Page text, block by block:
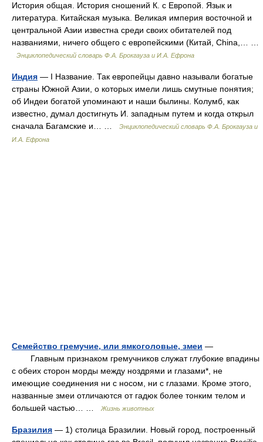
История общая. История сношений К. с Европой. Язык и
литература. Китайская музыка. Великая империя восточной и
центральной Азии известна среди своих обитателей под
названиями, ничего общего с европейскими (Китай, China,… …
Энциклопедический словарь Ф.А. Брокгауза и И.А. Ефрона
Индия — I Название. Так европейцы давно называли богатые
страны Южной Азии, о которых имели лишь смутные понятия;
об Индеи богатой упоминают и наши былины. Колумб, как
известно, думал достигнуть И. западным путем и когда открыл
сначала Багамские и… …
Энциклопедический словарь Ф.А. Брокгауза и
И.А. Ефрона
Семейство гремучие, или ямкоголовые, змеи —
Главным признаком гремучников служат глубокие впадины
с обеих сторон морды между ноздрями и глазами*, не
имеющие соединения ни с носом, ни с глазами. Кроме этого,
названные змеи отличаются от гадюк более тонким телом и
большей частью… …
Жизнь животных
Бразилия — 1) столица Бразилии. Новый город, построенный